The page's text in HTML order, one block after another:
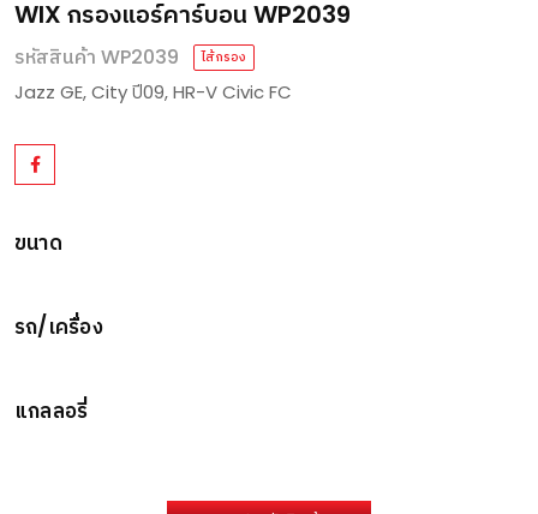
WIX กรองแอร์คาร์บอน WP2039
รหัสสินค้า WP2039 ไส้กรอง
Jazz GE, City ปี09, HR-V Civic FC
ขนาด
รถ/เครื่อง
แกลลอรี่